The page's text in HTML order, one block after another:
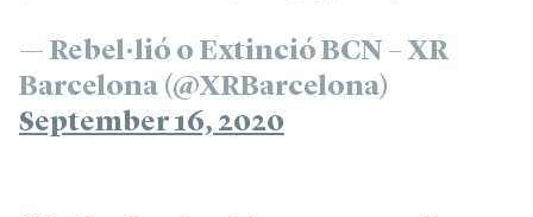
— Rebel·lió o Extinció BCN – XR
Barcelona (@XRBarcelona)
September 16, 2020